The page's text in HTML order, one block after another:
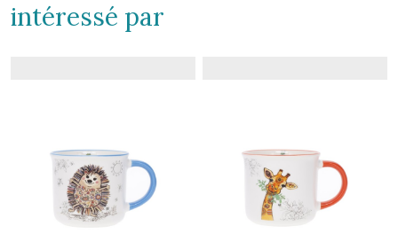
intéressé par